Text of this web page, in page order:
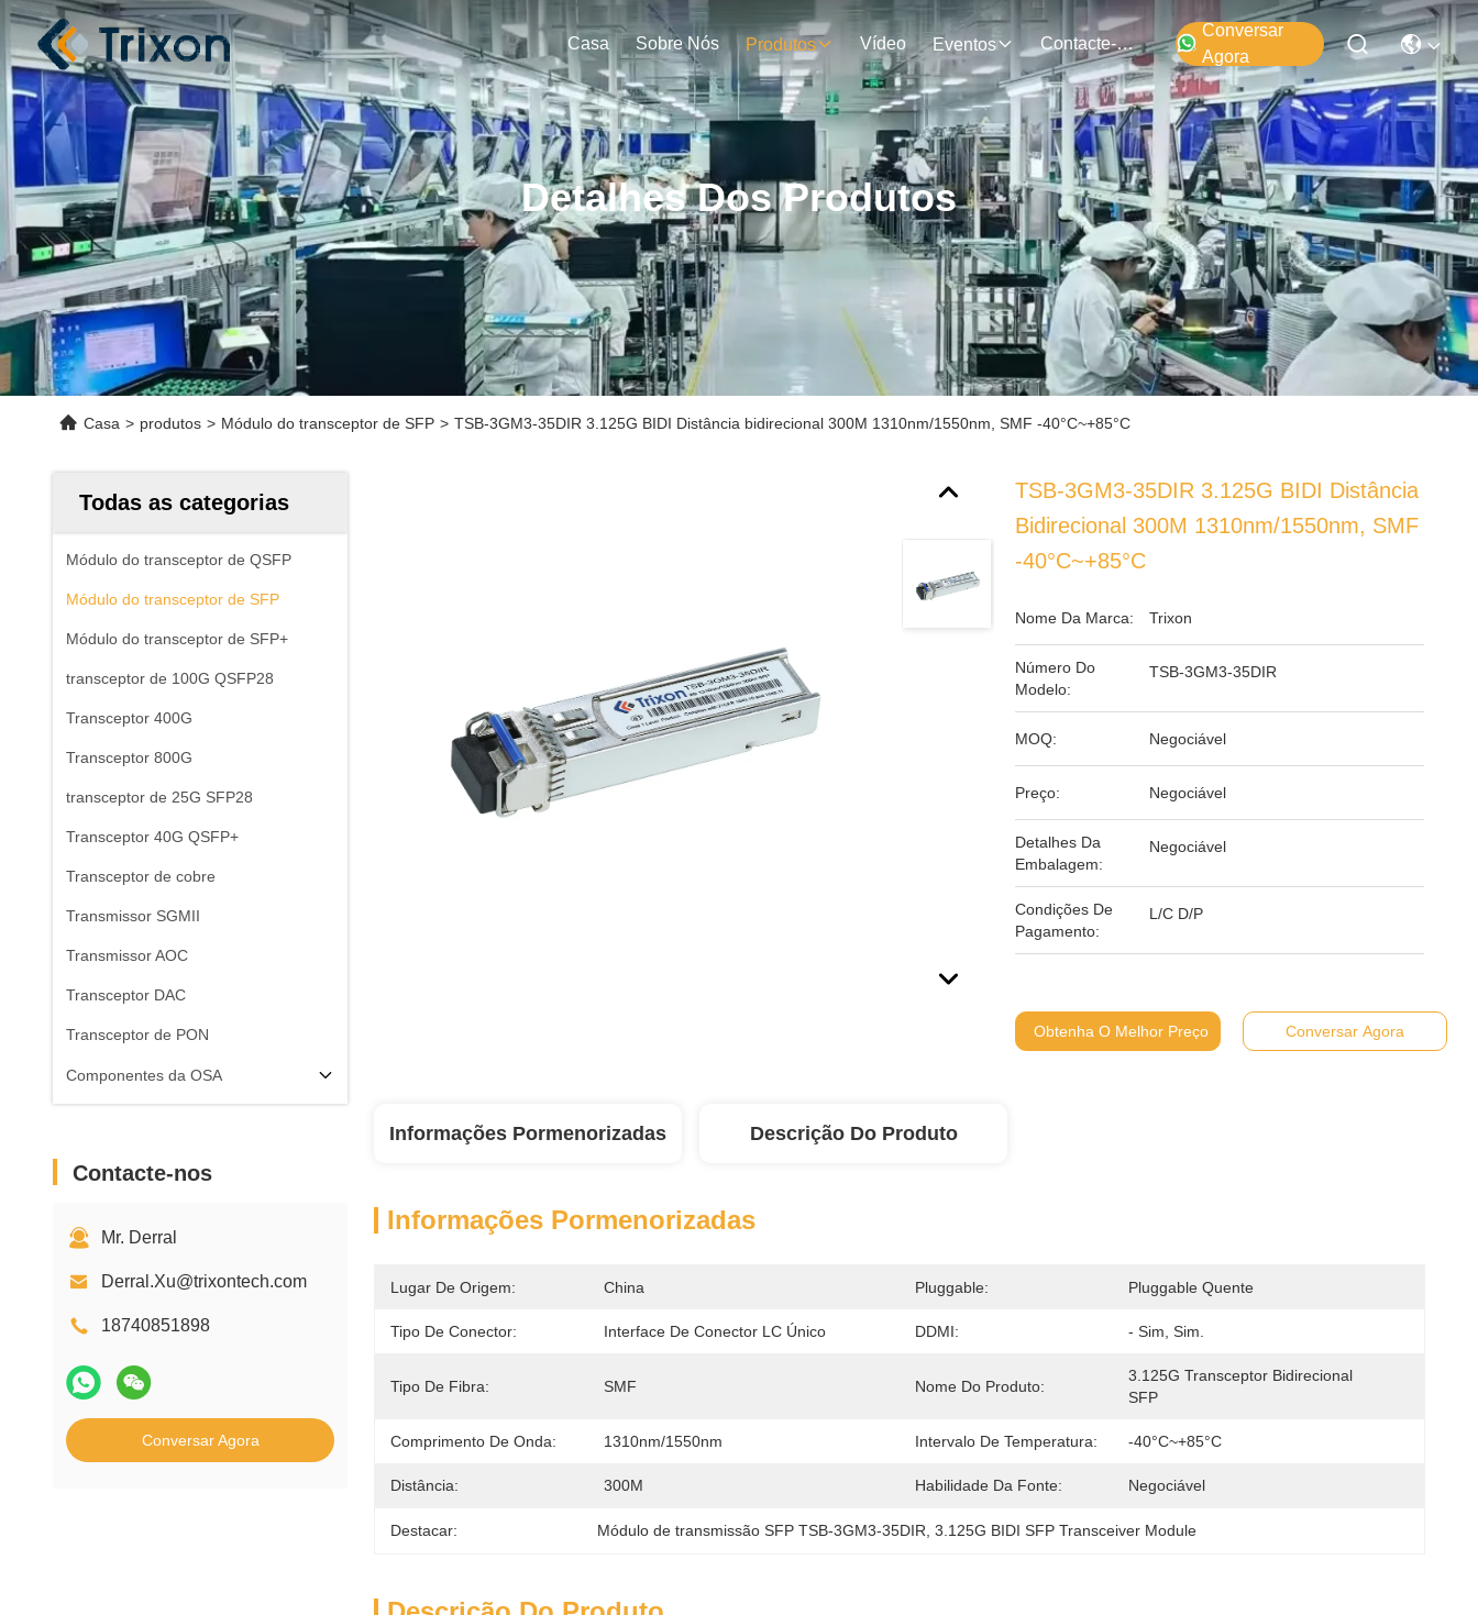
Casa Sobre Nós Produtos Vídeo Eventos Contacte-Nos
Conversar
Agora
Detalhes Dos Produtos
Casa > produtos > Módulo do transceptor de SFP > TSB-3GM3-35DIR 3.125G BIDI Distância bidirecional 300M 1310nm/1550nm, SMF -40°C~+85°C
Todas as categorias
Módulo do transceptor de QSFP
Módulo do transceptor de SFP
Módulo do transceptor de SFP+
transceptor de 100G QSFP28
Transceptor 400G
Transceptor 800G
transceptor de 25G SFP28
Transceptor 40G QSFP+
Transceptor de cobre
Transmissor SGMII
Transmissor AOC
Transceptor DAC
Transceptor de PON
Componentes da OSA
Contacte-nos
Mr. Derral
Derral.Xu@trixontech.com
18740851898
Conversar Agora
TSB-3GM3-35DIR 3.125G BIDI Distância
Bidirecional 300M 1310nm/1550nm, SMF
-40°C~+85°C
Nome Da Marca: Trixon
Número Do
Modelo:
TSB-3GM3-35DIR
MOQ: Negociável
Preço: Negociável
Detalhes Da
Embalagem:
Negociável
Condições De
Pagamento:
L/C D/P
Obtenha O Melhor Preço Conversar Agora
Informações Pormenorizadas Descrição Do Produto
Informações Pormenorizadas
Lugar De Origem: China Pluggable: Pluggable Quente
Tipo De Conector: Interface De Conector LC Único DDMI: - Sim, Sim.
Tipo De Fibra: SMF Nome Do Produto:
3.125G Transceptor Bidirecional
SFP
Comprimento De Onda: 1310nm/1550nm Intervalo De Temperatura: -40°C~+85°C
Distância: 300M Habilidade Da Fonte: Negociável
Destacar: Módulo de transmissão SFP TSB-3GM3-35DIR , 3.125G BIDI SFP Transceiver Module